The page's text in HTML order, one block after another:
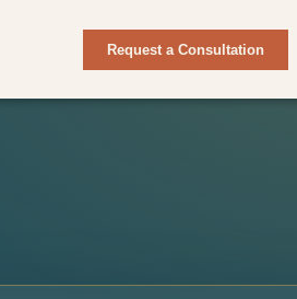
Request a Consultation